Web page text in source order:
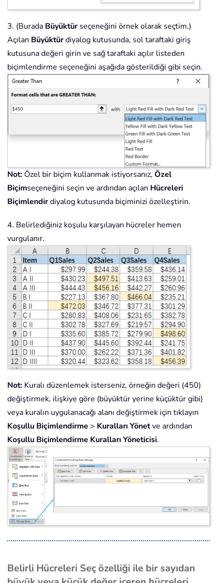
3. (Burada Büyüktürseçeneğini örnek olarak seçtim.)
Açılan Büyüktürdiyalog kutusunda, sol taraftaki giriş
kutusuna değeri girin ve sağ taraftaki açılır listeden
biçimlendirme seçeneğini aşağıda gösterildiği gibi seçin.
Not: Özel bir biçim kullanmak istiyorsanız, Özel
Biçimseçeneğini seçin ve ardından açılan Hücreleri
Biçimlendirdiyalog kutusunda biçiminizi özelleştirin.
4. Belirlediğiniz koşulu karşılayan hücreler hemen
vurgulanır.
Not: Kuralı düzenlemek isterseniz, örneğin değeri (450)
değiştirmek, ilişkiye göre (büyüktür yerine küçüktür gibi)
veya kuralın uygulanacağı alanı değiştirmek için tıklayın
Koşullu Biçimlendirme > Kuralları Yönetve ardından
Koşullu Biçimlendirme Kuralları Yöneticisi.
Belirli Hücreleri Seç özelliği ile bir sayıdan